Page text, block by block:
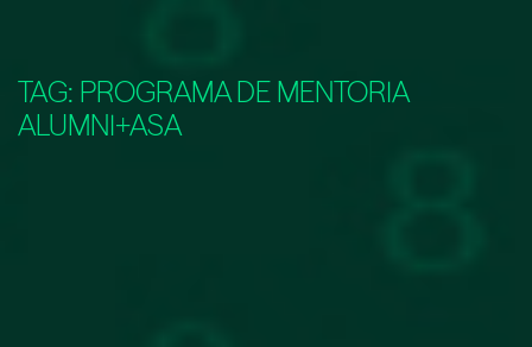
TAG: PROGRAMA DE MENTORIA
ALUMNI+ASA